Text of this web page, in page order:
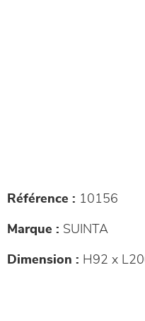
Référence : 10156
Marque : SUINTA
Dimension : H92 x